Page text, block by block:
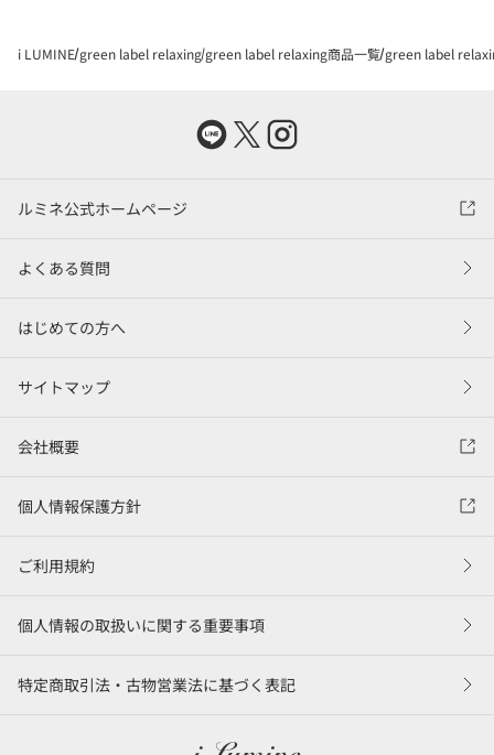
i LUMINE green label relaxing green label relaxing商品一覧 green label
ルミネ公式ホームページ
よくある質問
はじめての方へ
サイトマップ
会社概要
個人情報保護方針
ご利用規約
個人情報の取扱いに関する重要事項
特定商取引法・古物営業法に基づく表記